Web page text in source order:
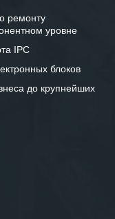
желаем
«555» долгих
ремонту
уровне
IPC
блоков
до крупнейших